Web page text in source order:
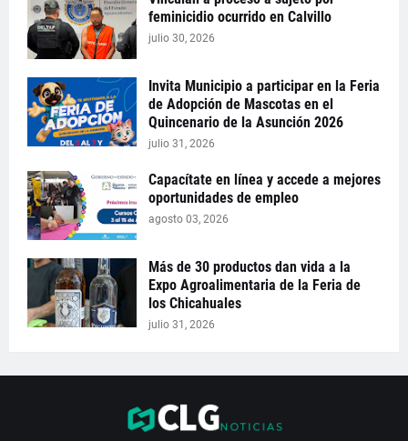
feminicidio ocurrido en Calvillo
julio 30, 2026
Invita Municipio a participar en la Feria
de Adopción de Mascotas en el
Quincenario de la Asunción 2026
julio 31, 2026
Capacítate en línea y accede a mejores
oportunidades de empleo
agosto 03, 2026
Más de 30 productos dan vida a la
Expo Agroalimentaria de la Feria de
los Chicahuales
julio 31, 2026